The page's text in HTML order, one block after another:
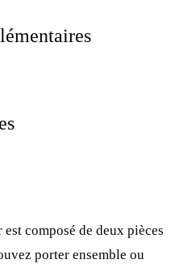
composé de deux pièces
porter ensemble ou